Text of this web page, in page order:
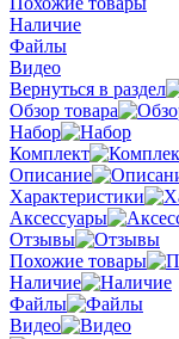
Наличие
Файлы
Видео
Вернуться в раздел
Обзор товара
Набор
Комплект
Описание
Характеристики
Аксессуары
Отзывы
Похожие товары
Наличие
Файлы
Видео